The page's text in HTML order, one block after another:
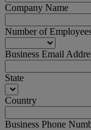
Company Name
Number of
Business Email
State
Country
Business Phone